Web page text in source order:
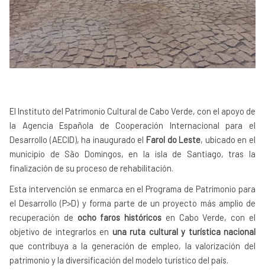
El Instituto del Patrimonio Cultural de Cabo Verde, con el apoyo de
la Agencia Española de Cooperación Internacional para el
Desarrollo (AECID), ha inaugurado el Farol do Leste, ubicado en el
municipio de São Domingos, en la isla de Santiago, tras la
finalización de su proceso de rehabilitación.
Esta intervención se enmarca en el Programa de Patrimonio para
el Desarrollo (P>D) y forma parte de un proyecto más amplio de
recuperación de ocho faros históricos en Cabo Verde, con el
objetivo de integrarlos en una ruta cultural y turística nacional
que contribuya a la generación de empleo, la valorización del
patrimonio y la diversificación del modelo turístico del país.